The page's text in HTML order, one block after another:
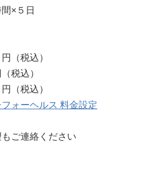
×５日
（税込）
税込）
（税込）
フォーヘルス 料金設定
ご連絡ください